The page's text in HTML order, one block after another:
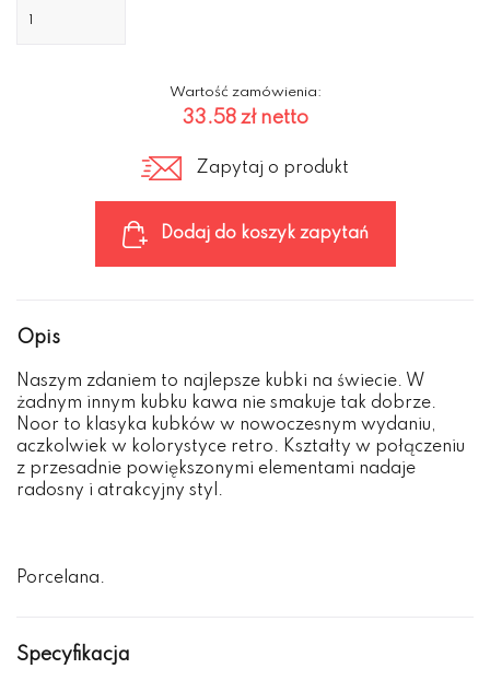
Wartość zamówienia:
33.58 złnetto
Zapytaj o produkt
Dodaj do koszyk zapytań
Opis
Naszym zdaniem to najlepsze kubki na świecie. W
żadnym innym kubku kawa nie smakuje tak dobrze.
Noor to klasyka kubków w nowoczesnym wydaniu,
aczkolwiek w kolorystyce retro. Kształty w połączeniu
z przesadnie powiększonymi elementami nadaje
radosny i atrakcyjny styl.
Porcelana.
Specyfikacja